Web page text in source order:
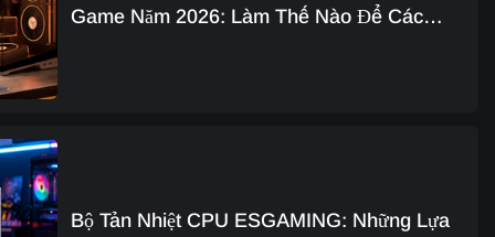
Game Năm 2026: Làm Thế Nào Để Các
Bộ Tản Nhiệt CPU ESGAMING: Những Lựa